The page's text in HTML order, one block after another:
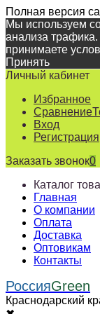
Полная версия
Мы используем
анализа
принимаете
Принять
Личный кабинет
Избранное
Сравнение
Вход
Регистрация
Заказать звонок0
Каталог
Главная
О компании
Оплата
Доставка
Оптовикам
Контакты
РоссияGreen
Краснодарский